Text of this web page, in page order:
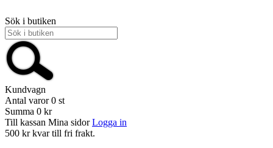
Sök i butiken
Kundvagn
Antal varor 0 st
Summa 0 kr
Till kassan Mina sidor Logga in
500 kr kvar till fri frakt.